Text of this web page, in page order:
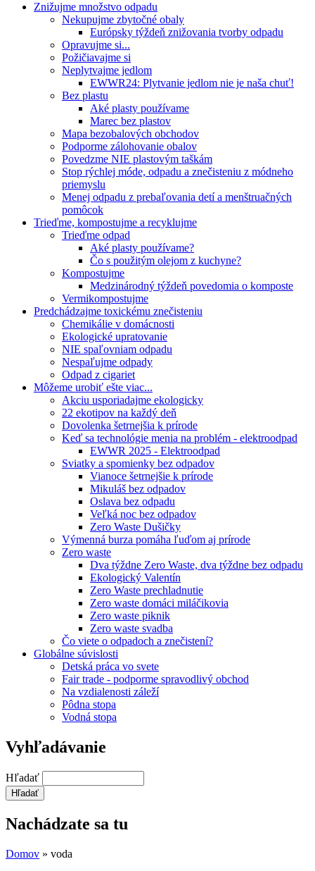
Znižujme množstvo odpadu
Nekupujme zbytočné obaly
Európsky týždeň znižovania tvorby odpadu
Opravujme si...
Požičiavajme si
Neplytvajme jedlom
EWWR24: Plytvanie jedlom nie je naša chuť!
Bez plastu
Aké plasty používame
Marec bez plastov
Mapa bezobalových obchodov
Podporme zálohovanie obalov
Povedzme NIE plastovým taškám
Stop rýchlej móde, odpadu a znečisteniu z módneho
priemyslu
Menej odpadu z prebaľovania detí a menštruačných
pomôcok
Trieďme, kompostujme a recyklujme
Trieďme odpad
Aké plasty používame?
Čo s použitým olejom z kuchyne?
Kompostujme
Medzinárodný týždeň povedomia o komposte
Vermikompostujme
Predchádzajme toxickému znečisteniu
Chemikálie v domácnosti
Ekologické upratovanie
NIE spaľovniam odpadu
Nespaľujme odpady
Odpad z cigariet
Môžeme urobiť ešte viac...
Akciu usporiadajme ekologicky
22 ekotipov na každý deň
Dovolenka šetrnejšia k prírode
Keď sa technológie menia na problém - elektroodpad
EWWR 2025 - Elektroodpad
Sviatky a spomienky bez odpadov
Vianoce šetrnejšie k prírode
Mikuláš bez odpadov
Oslava bez odpadu
Veľká noc bez odpadov
Zero Waste Dušičky
Výmenná burza pomáha ľuďom aj prírode
Zero waste
Dva týždne Zero Waste, dva týždne bez odpadu
Ekologický Valentín
Zero Waste prechladnutie
Zero waste domáci miláčikovia
Zero waste piknik
Zero waste svadba
Čo viete o odpadoch a znečistení?
Globálne súvislosti
Detská práca vo svete
Fair trade - podporme spravodlivý obchod
Na vzdialenosti záleží
Pôdna stopa
Vodná stopa
Vyhľadávanie
Hľadať
Nachádzate sa tu
Domov » voda